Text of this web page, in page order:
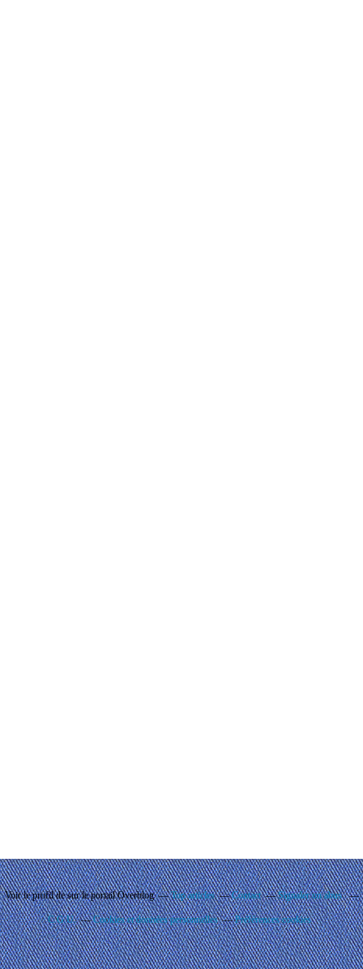
Voir le profil desur le portail Overblog Top articles Contact Signaler un abus
C.G.U. Cookies et données personnelles Préférences cookies